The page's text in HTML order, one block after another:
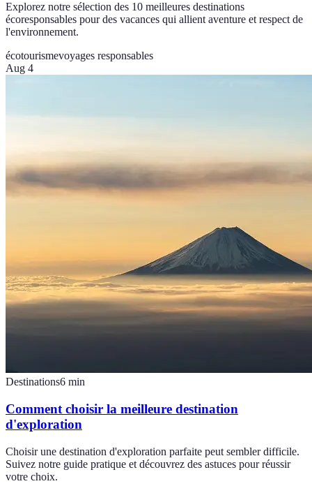
Explorez notre sélection des 10 meilleures destinations
écoresponsables pour des vacances qui allient aventure et respect de
l'environnement.
écotourismevoyages responsables
Aug 4
Destinations6 min
Comment choisir la meilleure destination
d'exploration
Choisir une destination d'exploration parfaite peut sembler difficile.
Suivez notre guide pratique et découvrez des astuces pour réussir
votre choix.